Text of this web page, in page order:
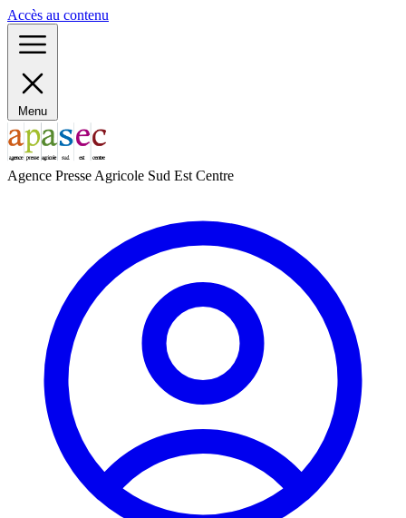
Accès au contenu
Menu
Agence Presse Agricole Sud Est Centre
Panneau de gestion des cookies